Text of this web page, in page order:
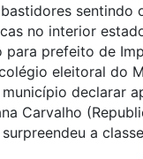
sentindo
no interior
para prefeito de
eleitoral do
declarar
Carvalho
a